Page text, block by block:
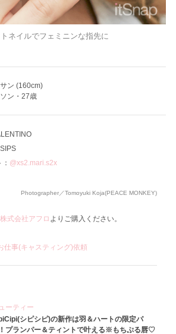
ネイルでフェミニンな指先に
ン (160cm)
ン・27歳
@xs2.mari.s2x
Photographer／Tomoyuki Koja(PEACE MONKEY)
株式会社アフロ よりご購入ください。
仕事(キャスティング)依頼
ーティー
シピシピ)の新作は羽＆ハートの限定パ
プランパー＆ティントで叶える※もちぷる唇♡